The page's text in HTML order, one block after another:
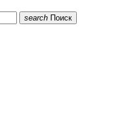
search Поиск